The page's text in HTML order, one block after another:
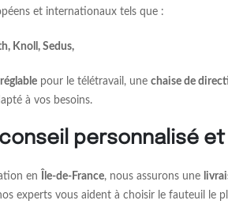
et internationaux tels que :
Knoll, Sedus,
pour le télétravail, une chaise de
à vos besoins.
personnalisé
en Île-de-France, nous assurons une
experts vous aident à choisir le fauteuil le